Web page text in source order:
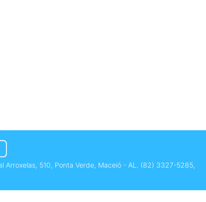
Arroxelas, 510, Ponta Verde, Maceió - AL. (82) 3327-5285,